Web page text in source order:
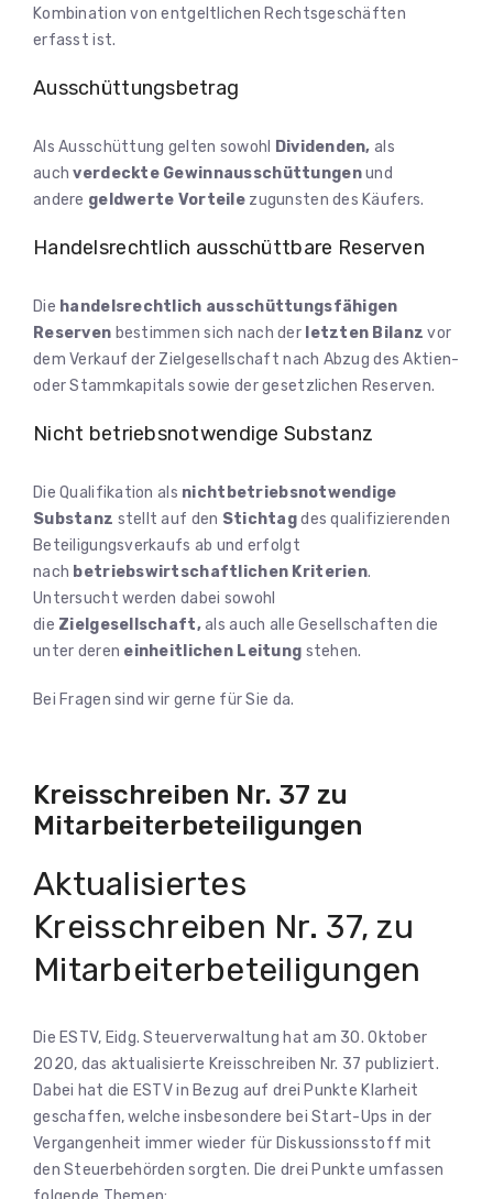
Kombination von entgeltlichen Rechtsgeschäften
erfasst ist.
Ausschüttungsbetrag
Als Ausschüttung gelten sowohl Dividenden, als
auchverdeckte Gewinnausschüttungenund
andere geldwerte Vorteile zugunsten des Käufers.
Handelsrechtlich ausschüttbare Reserven
Die handelsrechtlich ausschüttungsfähigen
Reserven bestimmen sich nach der letzten Bilanz vor
dem Verkauf der Zielgesellschaft nach Abzug des Aktien-
oder Stammkapitals sowie der gesetzlichen Reserven.
Nicht betriebsnotwendige Substanz
Die Qualifikation als nichtbetriebsnotwendige
Substanz stellt auf den Stichtagdes qualifizierenden
Beteiligungsverkaufs ab und erfolgt
nach betriebswirtschaftlichen Kriterien.
Untersucht werden dabei sowohl
die Zielgesellschaft,als auch alle Gesellschaften die
unter deren einheitlichen Leitung stehen.
Bei Fragen sind wir gerne für Sie da.
Kreisschreiben Nr. 37 zu
Mitarbeiterbeteiligungen
Aktualisiertes
Kreisschreiben Nr. 37, zu
Mitarbeiterbeteiligungen
Die ESTV, Eidg. Steuerverwaltung hat am 30. Oktober
2020, das aktualisierte Kreisschreiben Nr. 37 publiziert.
Dabei hat die ESTV in Bezug auf drei Punkte Klarheit
geschaffen, welche insbesondere bei Start-Ups in der
Vergangenheit immer wieder für Diskussionsstoff mit
den Steuerbehörden sorgten. Die drei Punkte umfassen